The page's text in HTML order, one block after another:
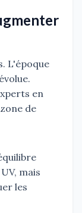
L'époque
en
de
mais
les